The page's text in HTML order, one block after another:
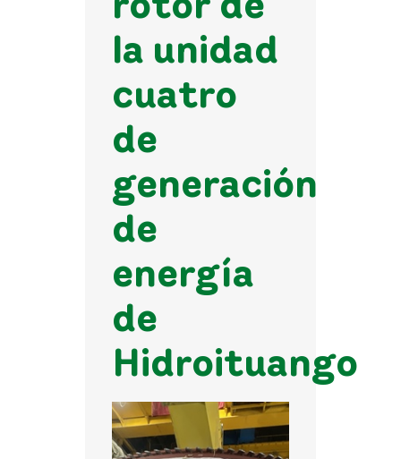
la unidad
cuatro
de
generación
de
energía
de
Hidroituango